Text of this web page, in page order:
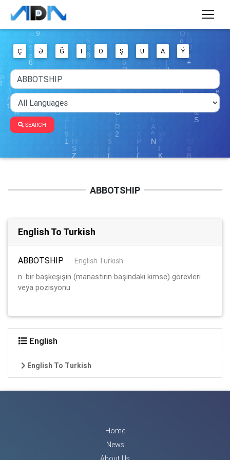
Ç Ə Ğ I Ö Ş Ü Ä Ý
SEARCH
ABBOTSHIP
English To Turkish
ABBOTSHIP :
English Turkish
n. bir başkeşişin (manastırın başındaki kimse) görevleri
veya pozisyonu
English
English To Turkish
Home
News